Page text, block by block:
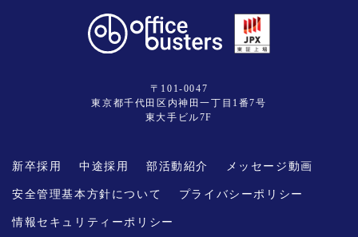
〒101-0047
東京都千代田区内神田一丁目1番7号
東大手ビル7F
新卒採用 中途採用 部活動紹介 メッセージ動画
安全管理基本方針について プライバシーポリシー
情報セキュリティーポリシー